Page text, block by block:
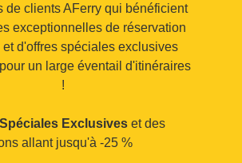
de clients AFerry qui bénéficient
exceptionnelles de réservation
d'offres spéciales exclusives
un large éventail d'itinéraires
!
Exclusives et des
allant jusqu'à -25 %